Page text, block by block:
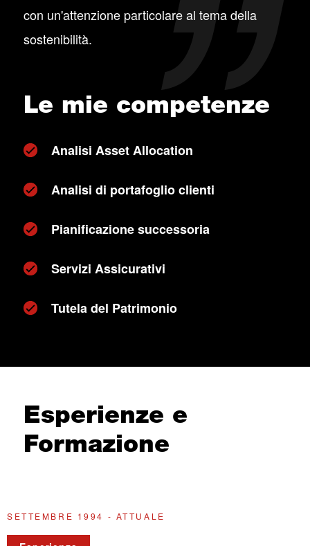
con un'attenzione particolare al tema della
sostenibilità.
Le mie competenze
Analisi Asset Allocation
Analisi di portafoglio clienti
Pianificazione successoria
Servizi Assicurativi
Tutela del Patrimonio
Esperienze e
Formazione
SETTEMBRE 1994 - ATTUALE